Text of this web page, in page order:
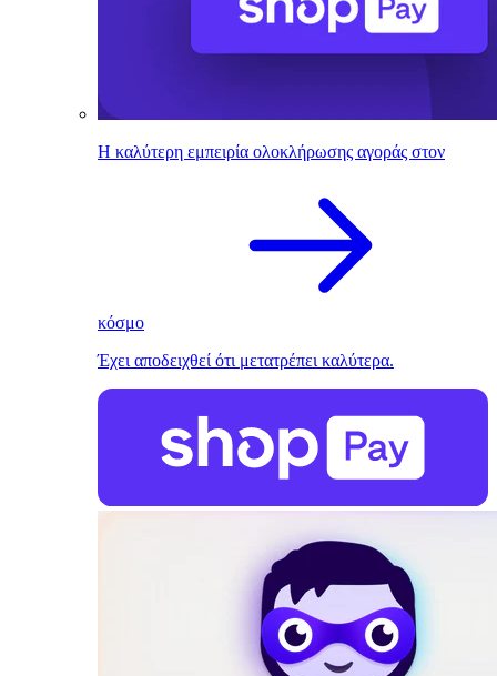
Η καλύτερη εμπειρία ολοκλήρωσης αγοράς στον
κόσμο
Έχει αποδειχθεί ότι μετατρέπει καλύτερα.